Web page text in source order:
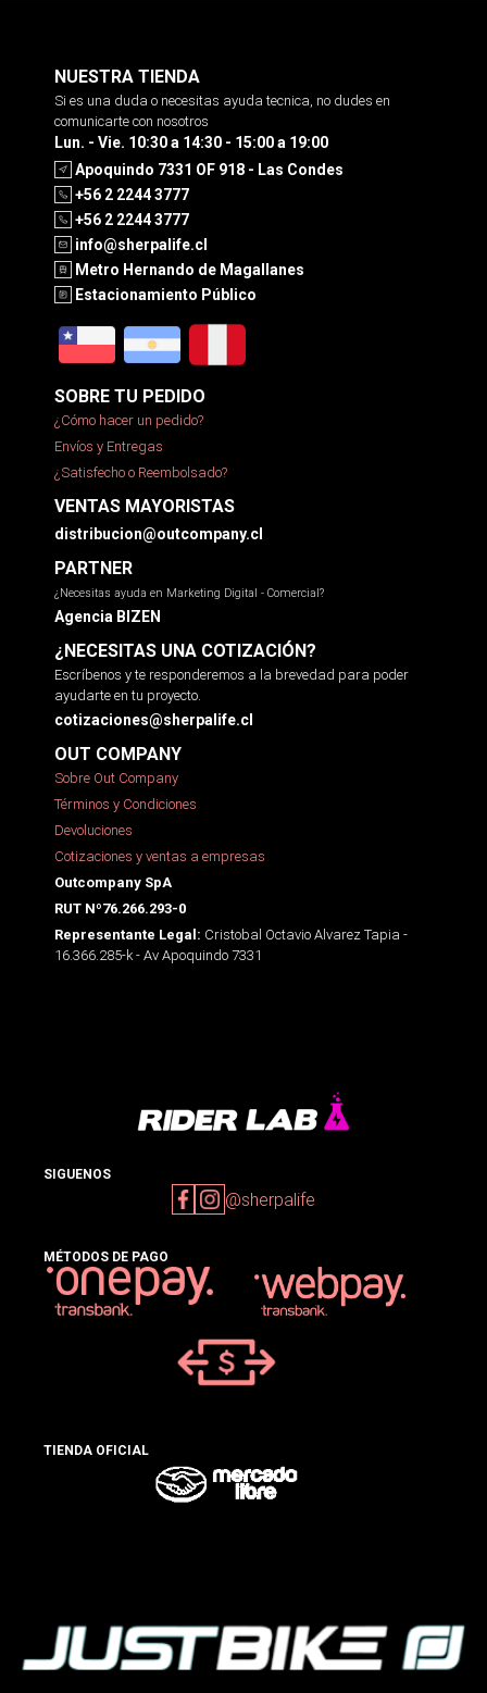
NUESTRA TIENDA
Si es una duda o necesitas ayuda tecnica, no dudes en
comunicarte con nosotros
Lun. - Vie. 10:30 a 14:30 - 15:00 a 19:00
Apoquindo 7331 OF 918 - Las Condes
+56 2 2244 3777
+56 2 2244 3777
info@sherpalife.cl
Metro Hernando de Magallanes
Estacionamiento Público
SOBRE TU PEDIDO
¿Cómo hacer un pedido?
Envíos y Entregas
¿Satisfecho o Reembolsado?
VENTAS MAYORISTAS
distribucion@outcompany.cl
PARTNER
¿Necesitas ayuda en Marketing Digital - Comercial?
Agencia BIZEN
¿NECESITAS UNA COTIZACIÓN?
Escríbenos y te responderemos a la brevedad para poder
ayudarte en tu proyecto.
cotizaciones@sherpalife.cl
OUT COMPANY
Sobre Out Company
Términos y Condiciones
Devoluciones
Cotizaciones y ventas a empresas
Outcompany SpA
RUT Nº76.266.293-0
Representante Legal: Cristobal Octavio Alvarez Tapia -
16.366.285-k - Av Apoquindo 7331
SIGUENOS
@sherpalife
MÉTODOS DE PAGO
TIENDA OFICIAL